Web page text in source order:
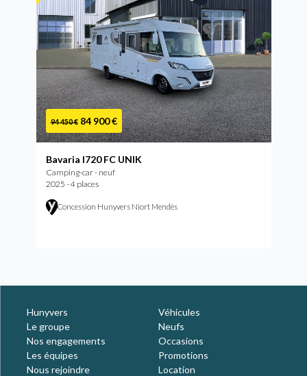
94 450 € 84 900 €
Bavaria I720 FC UNIK
Camping-car - neuf
2025 - 4 places
Concession Hunyvers Niort Mendès
Hunyvers
Le groupe
Nos engagements
Les équipes
Nous rejoindre
Véhicules
Neufs
Occasions
Promotions
Location